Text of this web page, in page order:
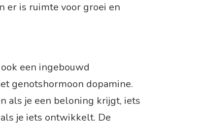
er is ruimte voor groei en
een ingebouwd
genotshormoon dopamine.
als je een beloning krijgt, iets
je iets ontwikkelt. De